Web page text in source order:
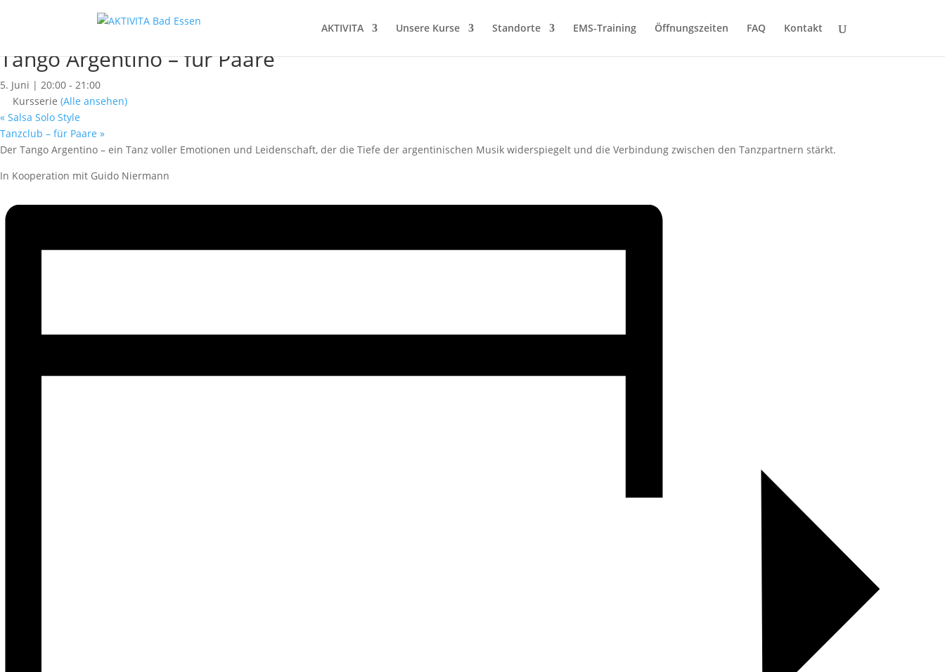
AKTIVITA Unsere Kurse Standorte EMS-Training Öffnungszeiten FAQ Kontakt
Tango Argentino – für Paare
5. Juni | 20:00 - 21:00
Kursserie (Alle ansehen)
« Salsa Solo Style
Tanzclub – für Paare »
Der Tango Argentino – ein Tanz voller Emotionen und Leidenschaft, der die Tiefe der argentinischen Musik widerspiegelt und die Verbindung zwischen den Tanzpartnern stärkt.
In Kooperation mit Guido Niermann